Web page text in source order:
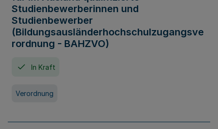
Studienbewerberinnen und
Studienbewerber
(Bildungsausländerhochschulzugangsve
rordnung - BAHZVO)
In Kraft
Verordnung